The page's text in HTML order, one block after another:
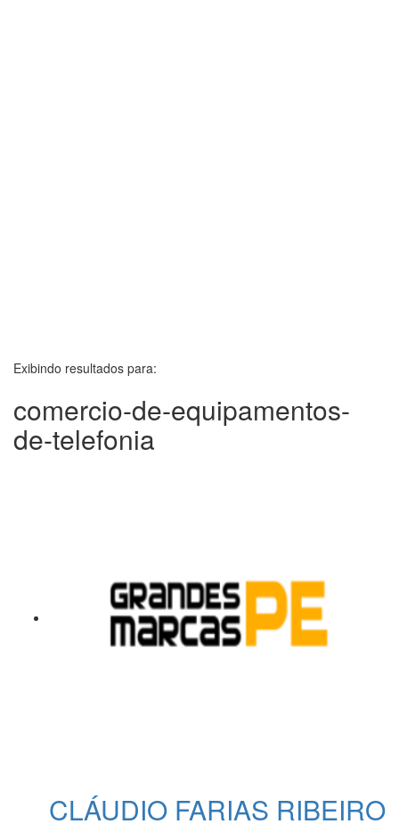
Exibindo resultados para:
comercio-de-equipamentos-
de-telefonia
CLÁUDIO FARIAS RIBEIRO